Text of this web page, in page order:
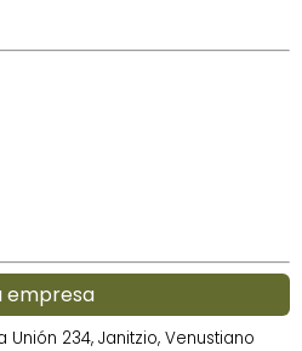
empresa
234, Janitzio, Venustiano